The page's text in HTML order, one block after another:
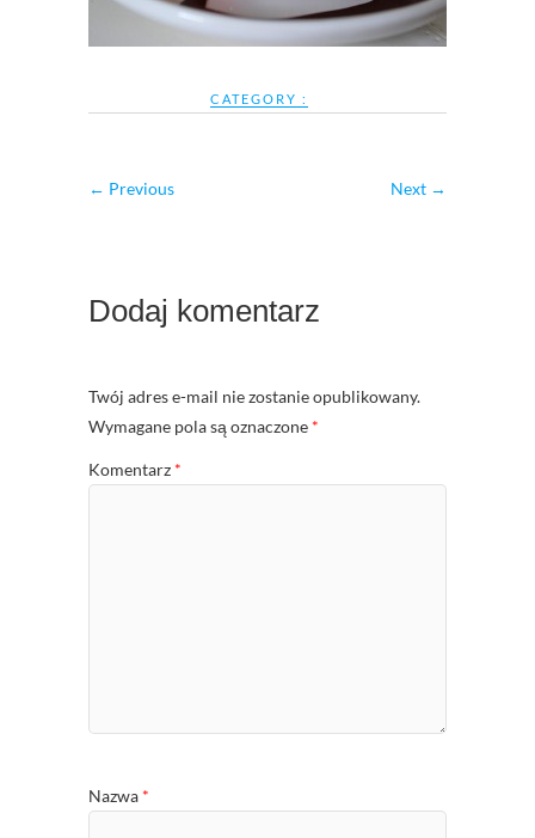
CATEGORY :
← Previous Next →
Dodaj komentarz
Twój adres e-mail nie zostanie opublikowany.
Wymagane pola są oznaczone *
Komentarz *
Nazwa *